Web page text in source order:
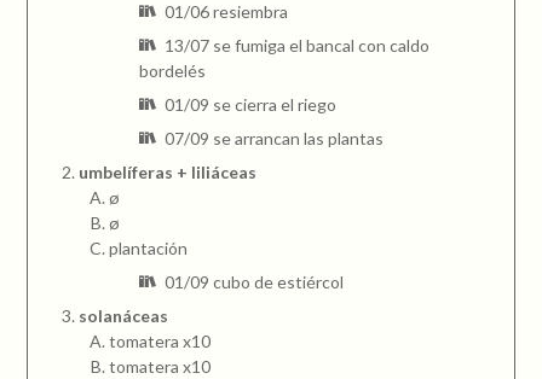
01/06 resiembra
13/07 se fumiga el bancal con caldo
bordelés
01/09 se cierra el riego
07/09 se arrancan las plantas
umbelíferas + liliáceas
ø
ø
plantación
01/09 cubo de estiércol
solanáceas
tomatera x10
tomatera x10